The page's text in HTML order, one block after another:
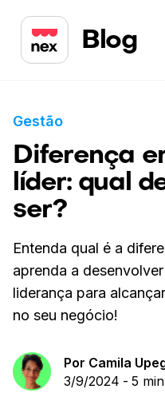
Blog
Gestão
Diferença
líder: qual
ser?
Entenda qual é a
aprenda a
liderança para
no seu negócio!
Por Camila
3/9/2024 - 5 min